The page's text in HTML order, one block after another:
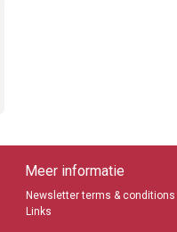
Meer informatie
Newsletter terms & conditions
Links